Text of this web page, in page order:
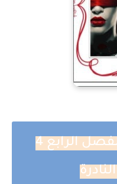
رواية عشق الملك الفصل الرابع 4